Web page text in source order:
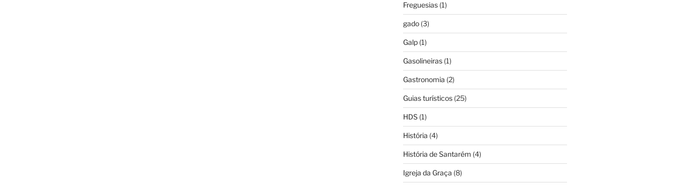
Freguesias(1)
gado(3)
Galp(1)
Gasolineiras(1)
Gastronomia (2)
Guias turísticos(25)
HDS(1)
História (4)
História de Santarém (4)
Igreja da Graça (8)